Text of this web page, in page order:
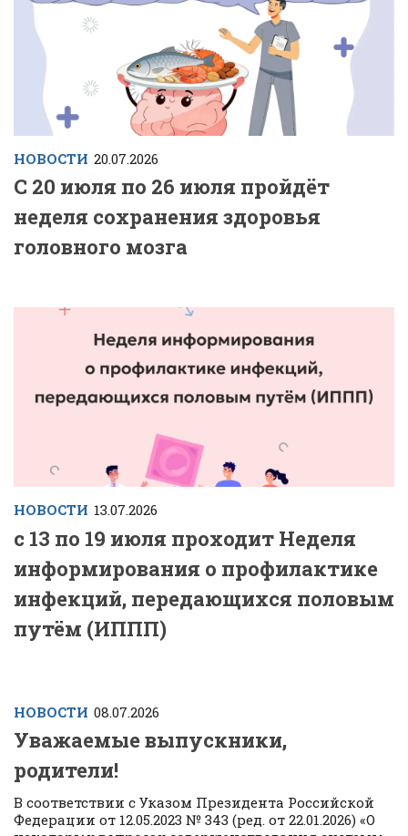
НОВОСТИ 20.07.2026
С 20 июля по 26 июля пройдёт
неделя сохранения здоровья
головного мозга
НОВОСТИ 13.07.2026
с 13 по 19 июля проходит Неделя
информирования о профилактике
инфекций, передающихся половым
путём (ИППП)
НОВОСТИ 08.07.2026
Уважаемые выпускники,
родители!
В соответствии с Указом Президента Российской
Федерации от 12.05.2023 № 343 (ред. от 22.01.2026) «О